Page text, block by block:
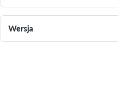
Wersja